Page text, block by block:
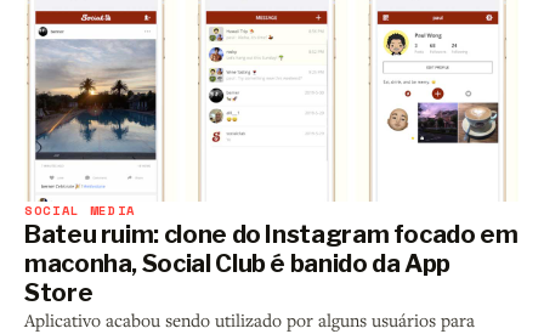
SOCIAL MEDIA
Bateu ruim: clone do Instagram focado em
maconha, Social Club é banido da App
Store
Aplicativo acabou sendo utilizado por alguns usuários para